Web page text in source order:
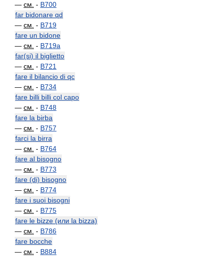
— см. - B700
far bidonare qd
— см. - B719
fare un bidone
— см. - B719a
far(si) il biglietto
— см. - B721
fare il bilancio di qc
— см. - B734
fare billi billi col capo
— см. - B748
fare la birba
— см. - B757
farci la birra
— см. - B764
fare al bisogno
— см. - B773
fare (di) bisogno
— см. - B774
fare i suoi bisogni
— см. - B775
fare le bizze (или la bizza)
— см. - B786
fare bocche
— см. - B884